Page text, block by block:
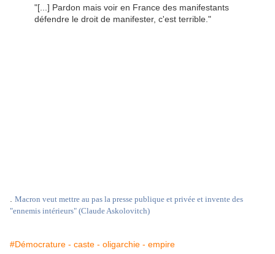
"[...] Pardon mais voir en France des manifestants
défendre le droit de manifester, c'est terrible."
Macron veut mettre au pas la presse publique et privée et invente des
"ennemis intérieurs" (Claude Askolovitch)
#Démocrature - caste - oligarchie - empire